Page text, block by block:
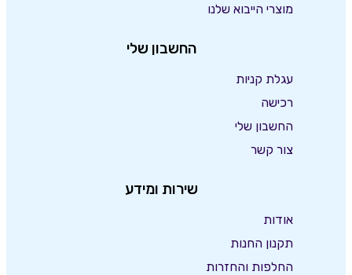
מוצרי הייבוא שלנו
החשבון שלי
עגלת קניות
רכישה
החשבון שלי
צור קשר
שירות ומידע
אודות
תקנון החנות
החלפות והחזרות